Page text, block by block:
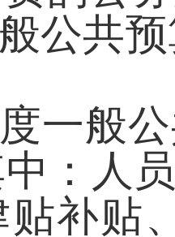
公共
一般
：人
贴补贴